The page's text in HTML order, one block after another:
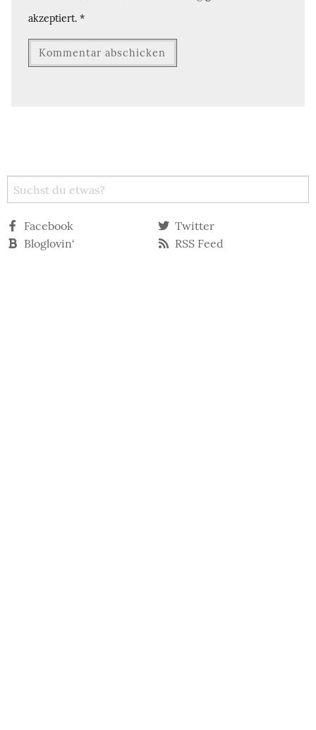
akzeptiert. *
Facebook
Twitter
Bloglovin‘
RSS Feed